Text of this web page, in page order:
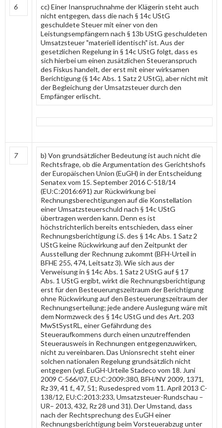
6
cc) Einer Inanspruchnahme der Klägerin steht auch
nicht entgegen, dass die nach § 14c UStG
geschuldete Steuer mit einer von den
Leistungsempfängern nach § 13b UStG geschuldeten
Umsatzsteuer "materiell identisch" ist. Aus der
gesetzlichen Regelung in § 14c UStG folgt, dass es
sich hierbei um einen zusätzlichen Steueranspruch
des Fiskus handelt, der erst mit einer wirksamen
Berichtigung (§ 14c Abs. 1 Satz 2 UStG), aber nicht mit
der Begleichung der Umsatzsteuer durch den
Empfänger erlischt.
7
b) Von grundsätzlicher Bedeutung ist auch nicht die
Rechtsfrage, ob die Argumentation des Gerichtshofs
der Europäischen Union (EuGH) in der Entscheidung
Senatex vom 15. September 2016 C-518/14
(EU:C:2016:691) zur Rückwirkung bei
Rechnungsberechtigungen auf die Konstellation
einer Umsatzsteuerschuld nach § 14c UStG
übertragen werden kann. Denn es ist
höchstrichterlich bereits entschieden, dass einer
Rechnungsberichtigung i.S. des § 14c Abs. 1 Satz 2
UStG keine Rückwirkung auf den Zeitpunkt der
Ausstellung der Rechnung zukommt (BFH-Urteil in
BFHE 255, 474, Leitsatz 3). Wie sich aus der
Verweisung in § 14c Abs. 1 Satz 2 UStG auf § 17
Abs. 1 UStG ergibt, wirkt die Rechnungsberichtigung
erst für den Besteuerungszeitraum der Berichtigung
ohne Rückwirkung auf den Besteuerungszeitraum der
Rechnungserteilung; jede andere Auslegung wäre mit
dem Normzweck des § 14c UStG und des Art. 203
MwStSystRL, einer Gefährdung des
Steueraufkommens durch einen unzutreffenden
Steuerausweis in Rechnungen entgegenzuwirken,
nicht zu vereinbaren. Das Unionsrecht steht einer
solchen nationalen Regelung grundsätzlich nicht
entgegen (vgl. EuGH-Urteile Stadeco vom 18. Juni
2009 C-566/07, EU:C:2009:380, BFH/NV 2009, 1371,
Rz 39, 41 f., 47, 51; Rusedespred vom 11. April 2013 C-
138/12, EU:C:2013:233, Umsatzsteuer-Rundschau –
UR– 2013, 432, Rz 28 und 31). Der Umstand, dass
nach der Rechtsprechung des EuGH einer
Rechnungsberichtigung beim Vorsteuerabzug unter